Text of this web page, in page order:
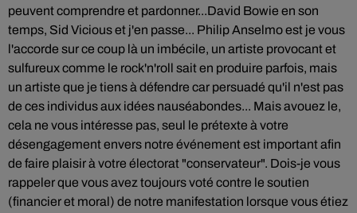
peuvent comprendre et pardonner...David Bowie en son
temps, Sid Vicious et j'en passe... Philip Anselmo est je vous
l'accorde sur ce coup là un imbécile, un artiste provocant et
sulfureux comme le rock'n'roll sait en produire parfois, mais
un artiste que je tiens à défendre car persuadé qu'il n'est pas
de ces individus aux idées nauséabondes... Mais avouez le,
cela ne vous intéresse pas, seul le prétexte à votre
désengagement envers notre événement est important afin
de faire plaisir à votre électorat "conservateur". Dois-je vous
rappeler que vous avez toujours voté contre le soutien
(financier et moral) de notre manifestation lorsque vous étiez